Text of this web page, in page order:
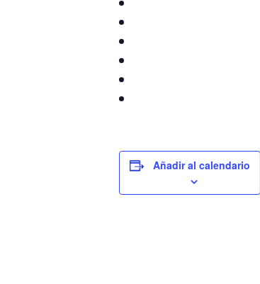
Añadir al calendario